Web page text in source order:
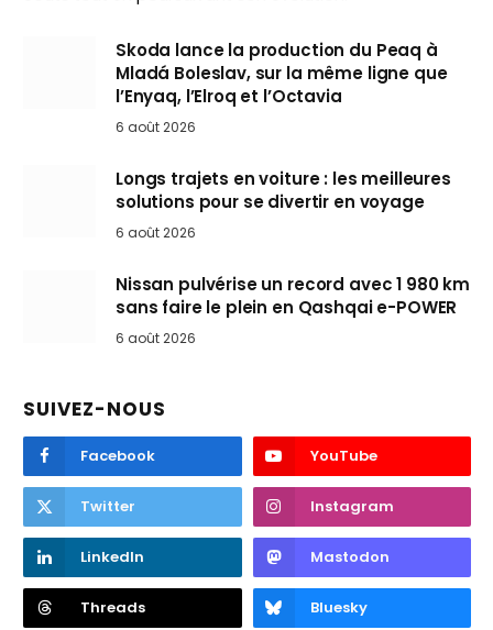
Skoda lance la production du Peaq à
Mladá Boleslav, sur la même ligne que
l’Enyaq, l’Elroq et l’Octavia
6 août 2026
Longs trajets en voiture : les meilleures
solutions pour se divertir en voyage
6 août 2026
Nissan pulvérise un record avec 1 980 km
sans faire le plein en Qashqai e-POWER
6 août 2026
SUIVEZ-NOUS
Facebook YouTube
Twitter Instagram
LinkedIn Mastodon
Threads Bluesky